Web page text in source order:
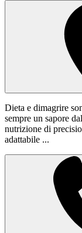
Dieta e dimagrire
sempre un sapore
nutrizione di
adattabile ...